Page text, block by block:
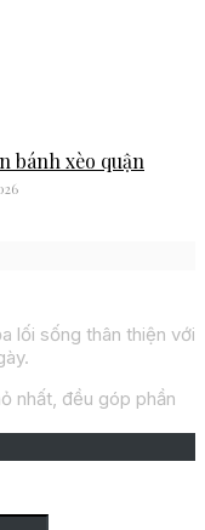
bánh xèo quận
lối sống thân thiện với
nhất, đều góp phần